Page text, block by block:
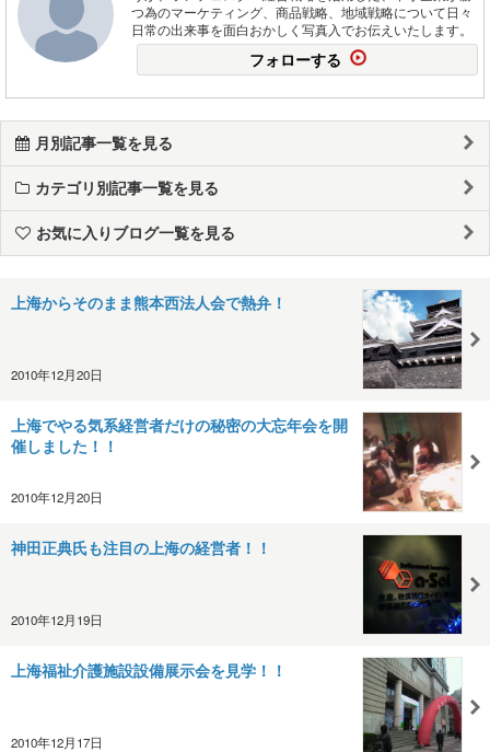
つ為のマーケティング、商品戦略、地域戦略について日々
日常の出来事を面白おかしく写真入でお伝えいたします。
フォローする
月別記事一覧を見る
カテゴリ別記事一覧を見る
お気に入りブログ一覧を見る
上海からそのまま熊本西法人会で熱弁！
2010年12月20日
上海でやる気系経営者だけの秘密の大忘年会を開
催しました！！
2010年12月20日
神田正典氏も注目の上海の経営者！！
2010年12月19日
上海福祉介護施設設備展示会を見学！！
2010年12月17日